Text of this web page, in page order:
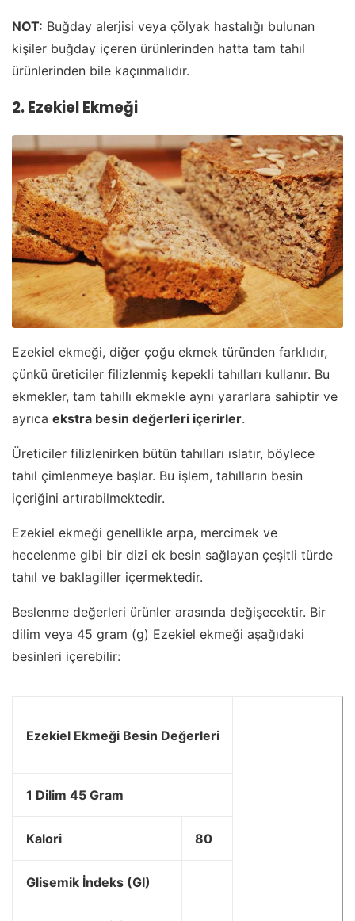
NOT: Buğday alerjisi veya çölyak hastalığı bulunan
kişiler buğday içeren ürünlerinden hatta tam tahıl
ürünlerinden bile kaçınmalıdır.
2. Ezekiel Ekmeği
Ezekiel ekmeği, diğer çoğu ekmek türünden farklıdır,
çünkü üreticiler filizlenmiş kepekli tahılları kullanır. Bu
ekmekler, tam tahıllı ekmekle aynı yararlara sahiptir ve
ayrıca ekstra besin değerleri içerirler.
Üreticiler filizlenirken bütün tahılları ıslatır, böylece
tahıl çimlenmeye başlar. Bu işlem, tahılların besin
içeriğini artırabilmektedir.
Ezekiel ekmeği genellikle arpa, mercimek ve
hecelenme gibi bir dizi ek besin sağlayan çeşitli türde
tahıl ve baklagiller içermektedir.
Beslenme değerleri ürünler arasında değişecektir. Bir
dilim veya 45 gram (g) Ezekiel ekmeği aşağıdaki
besinleri içerebilir:
Ezekiel Ekmeği Besin Değerleri
1 Dilim 45 Gram
Kalori 80
Glisemik İndeks (GI)